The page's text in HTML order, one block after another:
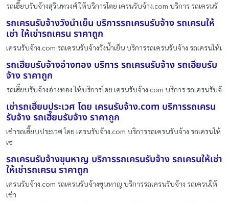
รถเฮี๊ยบรับจ้างสุวินทวงศ์ ให้บริการโดย เครนรับจ้าง.com บริการ รถเครนรั
รถเครนรับจ้างวังน้ำเย็น บริการรถเครนรับจ้าง รถเครนให้
เช่า ให้เช่ารถเครน ราคาถูก
เครนรับจ้าง.com รถเครนรับจ้างวังน้ำเย็น บริการรถเครนรับจ้าง รถเครนให้เ
รถเฮี๊ยบรับจ้างอ่างทอง บริการ รถเครนรับจ้าง รถเฮี๊ยบรับ
จ้าง ราคาถูก
รถเฮี๊ยบรับจ้างอ่างทอง ให้บริการโดย เครนรับจ้าง.com บริการ รถเครนรับจ้
เช่ารถเฮี๊ยบประเวศ โดย เครนรับจ้าง.com บริการรถเครน
รับจ้าง รถเฮี๊ยบรับจ้าง ราคาถูก
เช่ารถเฮี๊ยบประเวศ โดย เครนรับจ้าง.com บริการรถเครนรับจ้าง รถเครนให้
เช
รถเครนรับจ้างขุนหาญ บริการรถเครนรับจ้าง รถเครนให้เช่า
ให้เช่ารถเครน ราคาถูก
เครนรับจ้าง.com รถเครนรับจ้างขุนหาญ บริการรถเครนรับจ้าง รถเครนให้
เช่า